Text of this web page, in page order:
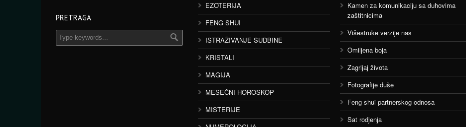
PRETRAGA
EZOTERIJA
FENG SHUI
ISTRAŽIVANJE SUDBINE
KRISTALI
MAGIJA
MESEČNI HOROSKOP
MISTERIJE
Kamen za komunikaciju sa duhovima
zaštitnicima
Višestruke verzije nas
Omiljena boja
Zagrljaj života
Fotografije duše
Feng shui partnerskog odnosa
Sat rodjenja